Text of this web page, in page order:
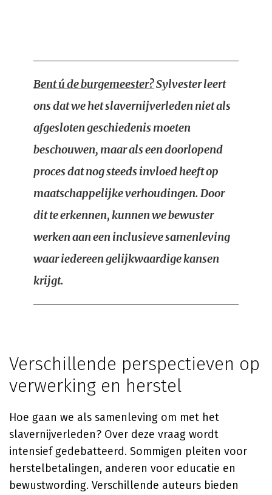
Bent ú de burgemeester?Sylvester leert
ons dat we het slavernijverleden niet als
afgesloten geschiedenis moeten
beschouwen, maar als een doorlopend
proces dat nog steeds invloed heeft op
maatschappelijke verhoudingen. Door
dit te erkennen, kunnen we bewuster
werken aan een inclusieve samenleving
waar iedereen gelijkwaardige kansen
krijgt.
Verschillende perspectieven op
verwerking en herstel
Hoe gaan we als samenleving om met het
slavernijverleden? Over deze vraag wordt
intensief gedebatteerd. Sommigen pleiten voor
herstelbetalingen, anderen voor educatie en
bewustwording. Verschillende auteurs bieden